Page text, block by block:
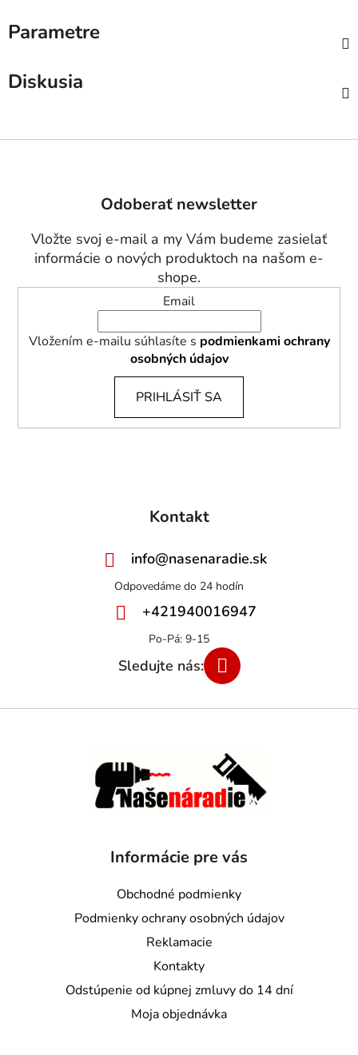
Parametre
Diskusia
Odoberať newsletter
Vložte svoj e-mail a my Vám budeme zasielať
informácie o nových produktoch na našom e-
shope.
Email
Vložením e-mailu súhlasíte s podmienkami ochrany
osobných údajov
PRIHLÁSIŤ SA
Kontakt
info@nasenaradie.sk
+421940016947
Informácie pre vás
Obchodné podmienky
Podmienky ochrany osobných údajov
Reklamacie
Kontakty
Odstúpenie od kúpnej zmluvy do 14 dní
Moja objednávka